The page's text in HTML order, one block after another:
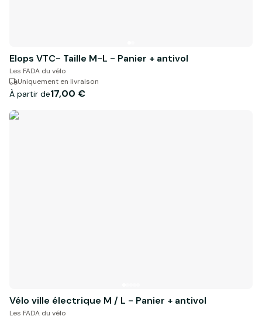
Elops VTC- Taille M-L - Panier + antivol
Les FADA du vélo
Uniquement en livraison
À partir de17,00 €
Vélo ville électrique M / L - Panier + antivol
Les FADA du vélo